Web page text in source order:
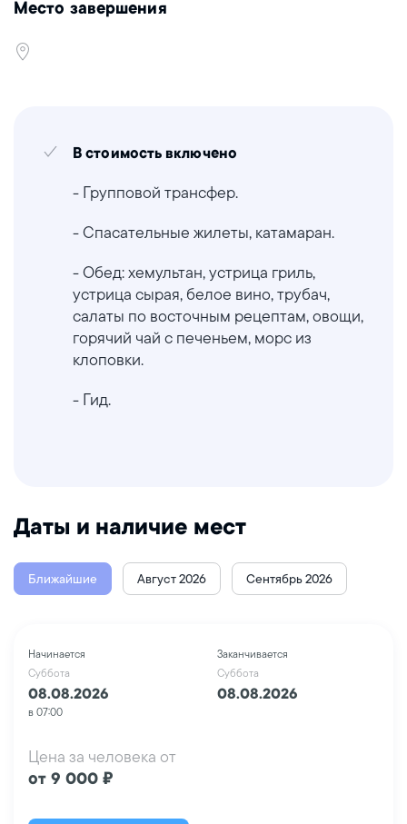
Место завершения
В стоимость включено
- Групповой трансфер.
- Спасательные жилеты, катамаран.
- Обед: хемультан, устрица гриль,
устрица сырая, белое вино, трубач,
салаты по восточным рецептам, овощи,
горячий чай с печеньем, морс из
клоповки.
- Гид.
Даты и наличие мест
Ближайшие Август 2026 Сентябрь 2026
Начинается
Суббота
08.08.2026
в 07:00
Заканчивается
Суббота
08.08.2026
Цена за человека от
от 9 000 ₽